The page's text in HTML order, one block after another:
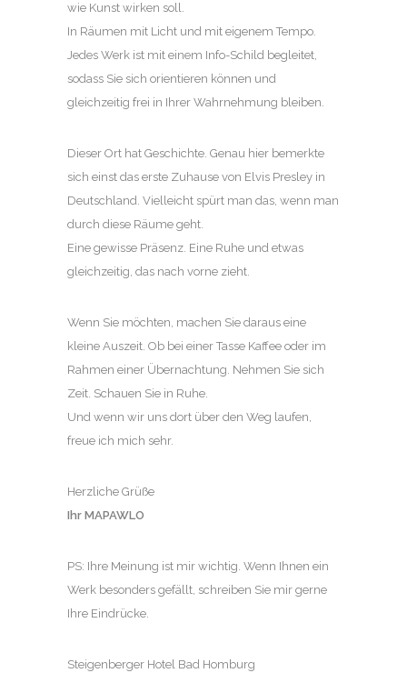
wie Kunst wirken soll.
In Räumen mit Licht und mit eigenem Tempo.
Jedes Werk ist mit einem Info-Schild begleitet,
sodass Sie sich orientieren können und
gleichzeitig frei in Ihrer Wahrnehmung bleiben.
Dieser Ort hat Geschichte. Genau hier bemerkte
sich einst das erste Zuhause von Elvis Presley in
Deutschland. Vielleicht spürt man das, wenn man
durch diese Räume geht.
Eine gewisse Präsenz. Eine Ruhe und etwas
gleichzeitig, das nach vorne zieht.
Wenn Sie möchten, machen Sie daraus eine
kleine Auszeit. Ob bei einer Tasse Kaffee oder im
Rahmen einer Übernachtung. Nehmen Sie sich
Zeit. Schauen Sie in Ruhe.
Und wenn wir uns dort über den Weg laufen,
freue ich mich sehr.
Herzliche Grüße
Ihr MAPAWLO
PS: Ihre Meinung ist mir wichtig. Wenn Ihnen ein
Werk besonders gefällt, schreiben Sie mir gerne
Ihre Eindrücke.
Steigenberger Hotel Bad Homburg